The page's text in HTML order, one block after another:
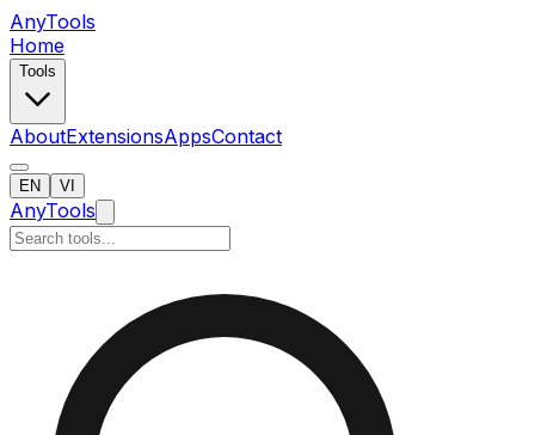
AnyTools
Home
Tools
AboutExtensionsAppsContact
EN VI
AnyTools